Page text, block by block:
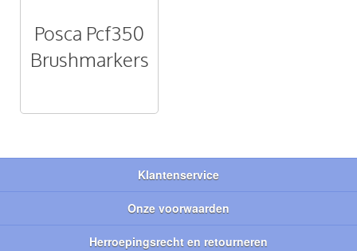
Posca Pcf350
Brushmarkers
Klantenservice
Onze voorwaarden
Herroepingsrecht en retourneren